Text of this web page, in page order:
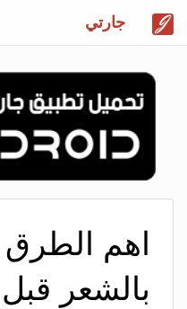
جارتي
اهم الطرق
بالشعر قبل